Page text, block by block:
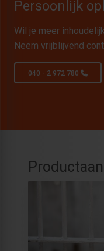
Persoonlijk
Wil je meer
Neem vrijblijvend
040 - 2 972 780